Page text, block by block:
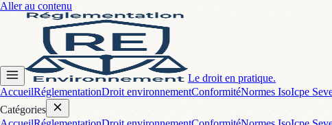
Aller au contenu
Le droit en pratique.
AccueilRéglementationDroit environnementConformitéNormes IsoIcpe
Catégories